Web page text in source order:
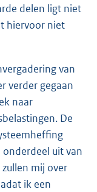
delen ligt niet
hiervoor niet
van
verder gegaan
naar
De
uit van
mij over
ik een